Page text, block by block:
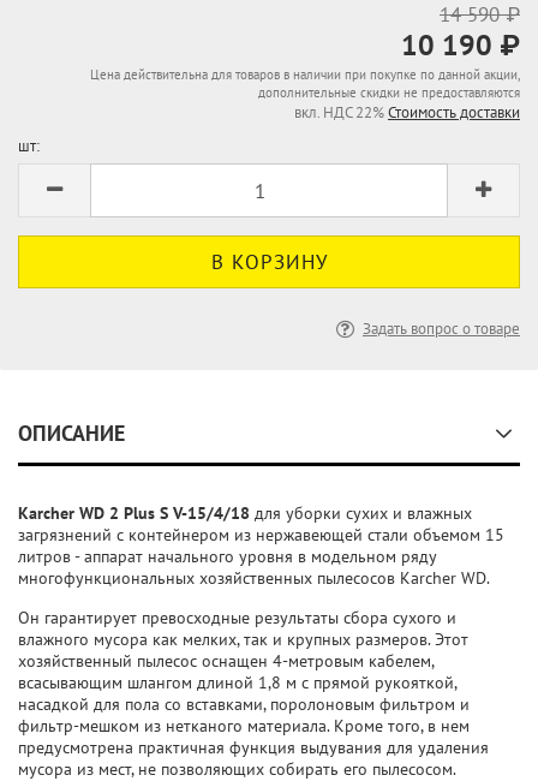
14 590 ₽
10 190 ₽
Цена действительна для товаров в наличии при покупке по данной акции,
дополнительные скидки не предоставляются
вкл. НДС 22%Стоимость доставки
шт:
Задать вопрос о товаре
ОПИСАНИЕ
Karcher WD 2 Plus S V-15/4/18 для уборки сухих и влажных
загрязнений с контейнером из нержавеющей стали объемом 15
литров - аппарат начального уровня в модельном ряду
многофункциональных хозяйственных пылесосов Karcher WD.
Он гарантирует превосходные результаты сбора сухого и
влажного мусора как мелких, так и крупных размеров. Этот
хозяйственный пылесос оснащен 4-метровым кабелем,
всасывающим шлангом длиной 1,8 м с прямой рукояткой,
насадкой для пола со вставками, поролоновым фильтром и
фильтр-мешком из нетканого материала. Кроме того, в нем
предусмотрена практичная функция выдувания для удаления
мусора из мест, не позволяющих собирать его пылесосом.